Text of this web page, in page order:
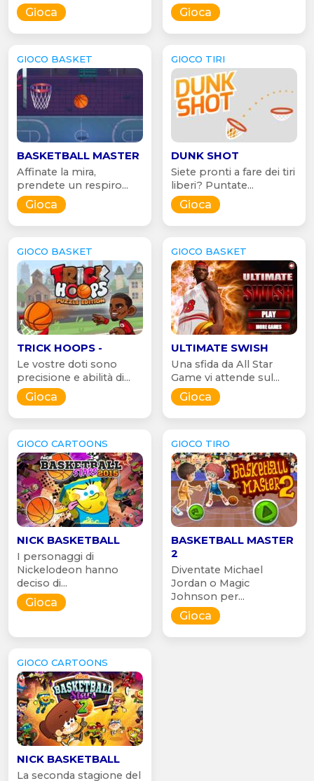
Gioca Gioca
GIOCO BASKET
BASKETBALL MASTER
Affinate la mira,
prendete un respiro...
Gioca
GIOCO TIRI
DUNK SHOT
Siete pronti a fare dei tiri
liberi? Puntate...
Gioca
GIOCO BASKET
TRICK HOOPS -
Le vostre doti sono
precisione e abilità di...
Gioca
GIOCO BASKET
ULTIMATE SWISH
Una sfida da All Star
Game vi attende sul...
Gioca
GIOCO CARTOONS
NICK BASKETBALL
I personaggi di
Nickelodeon hanno
deciso di...
Gioca
GIOCO TIRO
BASKETBALL MASTER
2
Diventate Michael
Jordan o Magic
Johnson per...
Gioca
GIOCO CARTOONS
NICK BASKETBALL
La seconda stagione del